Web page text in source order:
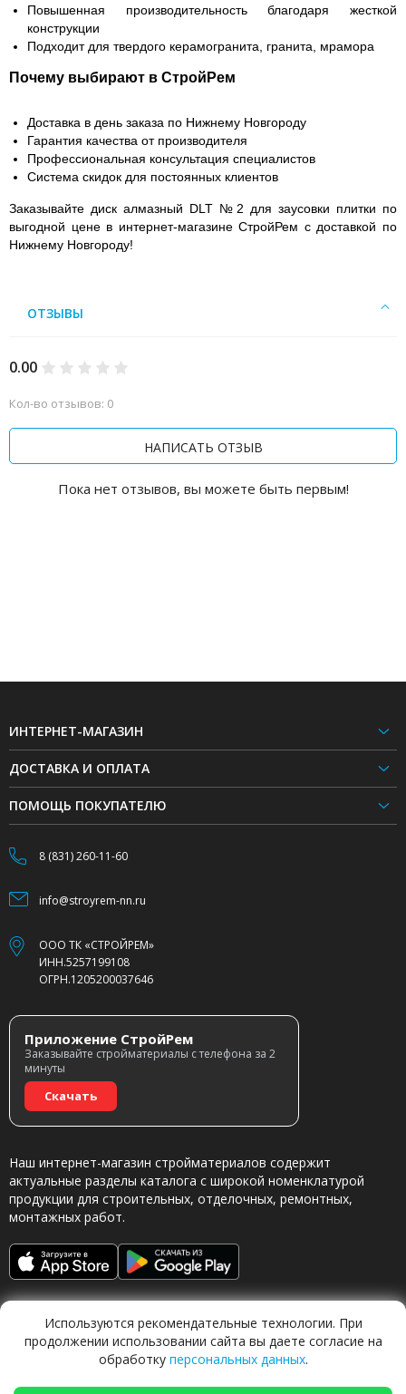
Повышенная производительность благодаря жесткой
конструкции
Подходит для твердого керамогранита, гранита, мрамора
Почему выбирают в СтройРем
Доставка в день заказа по Нижнему Новгороду
Гарантия качества от производителя
Профессиональная консультация специалистов
Система скидок для постоянных клиентов
Заказывайте диск алмазный DLT №2 для заусовки плитки по
выгодной цене в интернет-магазине СтройРем с доставкой по
Нижнему Новгороду!
ОТЗЫВЫ
0.00
Кол-во отзывов: 0
НАПИСАТЬ ОТЗЫВ
Пока нет отзывов, вы можете быть первым!
ИНТЕРНЕТ-МАГАЗИН
ДОСТАВКА И ОПЛАТА
ПОМОЩЬ ПОКУПАТЕЛЮ
8 (831) 260-11-60
info@stroyrem-nn.ru
ООО ТК «СТРОЙРЕМ»
ИНН.5257199108
ОГРН.1205200037646
Приложение СтройРем
Заказывайте стройматериалы с телефона за 2
минуты
Скачать
Наш интернет-магазин стройматериалов содержит
актуальные разделы каталога с широкой номенклатурой
продукции для строительных, отделочных, ремонтных,
монтажных работ.
Обращаясь в наш магазин, вы даете согласие на
Используются рекомендательные технологии. При
продолжении использовании сайта вы даете согласие на
обработку персональных данных.